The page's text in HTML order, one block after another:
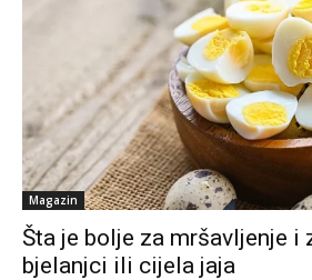
Magazin
Šta je bolje za mršavljenje i
bjelanjci ili cijela jaja